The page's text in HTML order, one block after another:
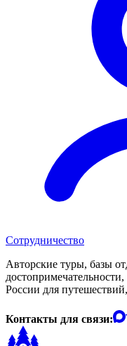
Сотрудничество
Авторские туры, базы
России для
Контакты для связи: